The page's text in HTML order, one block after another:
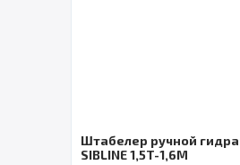
Штабелер ручной
SIBLINE 1,5T-1,6M